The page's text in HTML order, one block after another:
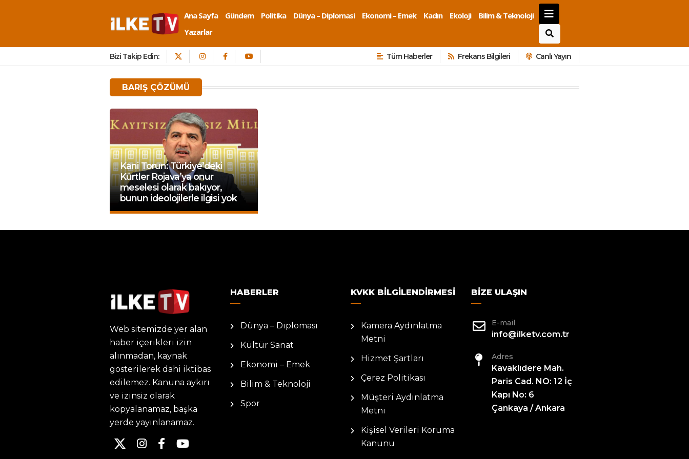
Ana Sayfa Gündem Politika Dünya – Diplomasi Ekonomi – Emek Kadın Ekoloji
Bilim & Teknoloji
Yazarlar
Bizi Takip Edin: Tüm Haberler Frekans Bilgileri Canlı Yayın
BARIŞ ÇÖZÜMÜ
Kani Torun: Türkiye’deki
Kürtler Rojava’ya onur
meselesi olarak bakıyor,
bunun ideolojilerle ilgisi yok
Web sitemizde yer alan
haber içerikleri izin
alınmadan, kaynak
gösterilerek dahi iktibas
edilemez. Kanuna aykırı
ve izinsiz olarak
kopyalanamaz, başka
yerde yayınlanamaz.
HABERLER
Dünya – Diplomasi
Kültür Sanat
Ekonomi – Emek
Bilim & Teknoloji
Spor
KVKK BILGILENDIRMESI
Kamera Aydınlatma
Metni
Hizmet Şartları
Çerez Politikası
Müşteri Aydınlatma
Metni
Kişisel Verileri Koruma
Kanunu
BIZE ULAŞIN
E-mail
info@ilketv.com.tr
Adres
Kavaklıdere Mah.
Paris Cad. NO: 12 İç
Kapı No: 6
Çankaya / Ankara